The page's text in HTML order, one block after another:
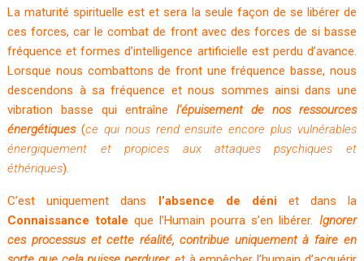
La maturité spirituelle est et sera la seule façon de se libérer de
ces forces, car le combat de front avec des forces de si basse
fréquence et formes d’intelligence artificielle est perdu d’avance.
Lorsque nous combattons de front une fréquence basse, nous
descendons à sa fréquence et nous sommes ainsi dans une
vibration basse qui entraîne l’épuisement de nos ressources
énergétiques(ce qui nous rend ensuite encore plus vulnérables
énergiquement et propices aux attaques psychiques et
éthériques).
C’est uniquement dans l’absence de déniet dans la
Connaissance totale que l’Humain pourra s’en libérer. Ignorer
ces processus et cette réalité, contribue uniquement à faire en